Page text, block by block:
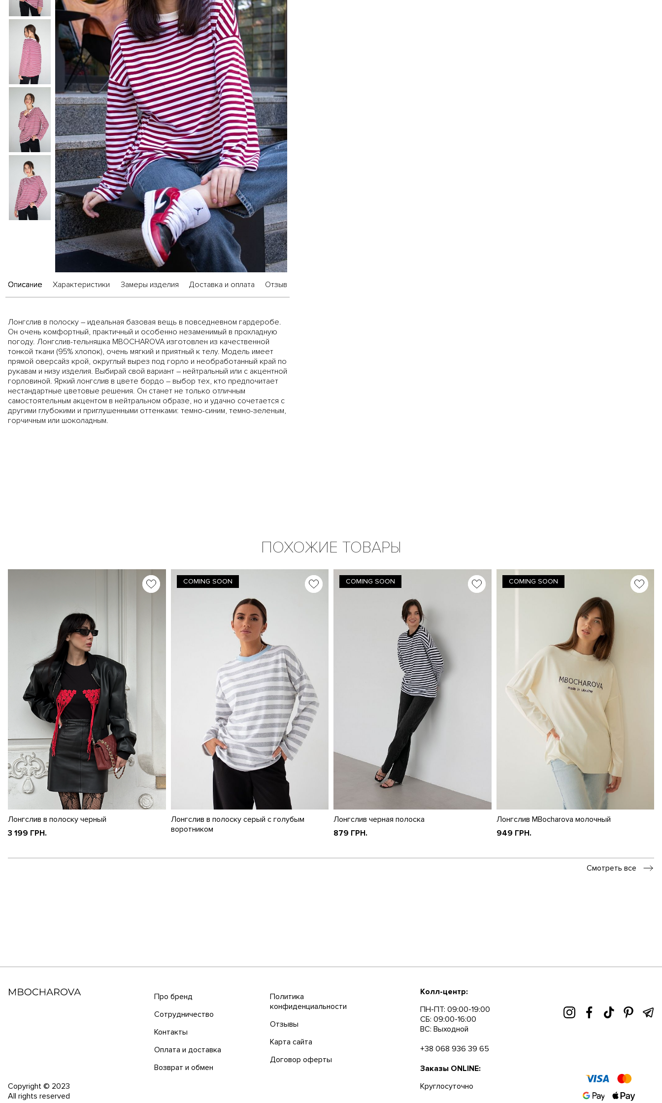
Описание Характеристики Замеры изделия Доставка и оплата Отзыв
Лонгслив в полоску – идеальная базовая вещь в повседневном гардеробе.
Он очень комфортный, практичный и особенно незаменимый в прохладную
погоду. Лонгслив-тельняшка MBOCHAROVA изготовлен из качественной
тонкой ткани (95% хлопок), очень мягкий и приятный к телу. Модель имеет
прямой оверсайз крой, округлый вырез под горло и необработанный край по
рукавам и низу изделия. Выбирай свой вариант – нейтральный или с акцентной
горловиной. Яркий лонгслив в цвете бордо – выбор тех, кто предпочитает
нестандартные цветовые решения. Он станет не только отличным
самостоятельным акцентом в нейтральном образе, но и удачно сочетается с
другими глубокими и приглушенными оттенками: темно-синим, темно-зеленым,
горчичным или шоколадным.
ПОХОЖИЕ ТОВАРЫ
Лонгслив в полоску черный
3 199 ГРН.
COMING SOON
Лонгслив в полоску серый с голубым
воротником
COMING SOON
Лонгслив черная полоска
879 ГРН.
COMING SOON
Лонгслив MBocharova молочный
949 ГРН.
Смотреть все
Copyright © 2023
All rights reserved
Про бренд
Сотрудничество
Контакты
Оплата и доставка
Возврат и обмен
Политика
конфиденциальности
Отзывы
Карта сайта
Договор оферты
Колл-центр:
ПН-ПТ: 09:00-19:00
СБ: 09:00-16:00
ВС: Выходной
+38 068 936 39 65
Заказы ONLINE:
Круглосуточно